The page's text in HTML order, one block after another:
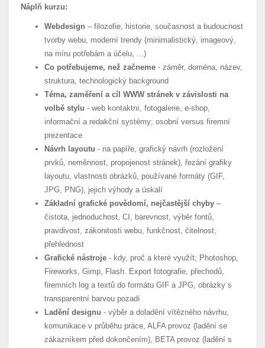
Náplň kurzu:
Webdesign – filozofie, historie, současnost a budoucnost
tvorby webu, moderní trendy (minimalistický, imageový,
na míru potřebám a účelu, ...)
Co potřebujeme, než začneme - záměr, doména, název,
struktura, technologický background
Téma, zaměření a cíl WWW stránek v závislosti na
volbě stylu - web kontaktní, fotogalerie, e-shop,
informační a redakční systémy; osobní versus firemní
prezentace
Návrh layoutu - na papíře, grafický návrh (rozložení
prvků, neměnnost, propojenost stránek), řezání grafiky
layoutu, vlastnosti obrázků, používané formáty (GIF,
JPG, PNG), jejich výhody a úskalí
Základní grafické povědomí, nejčastější chyby –
čistota, jednoduchost, CI, barevnost, výběr fontů,
pravdivost, zákonitosti webu, funkčnost, čitelnost,
přehlednost
Grafické nástroje - kdy, proč a které využít; Photoshop,
Fireworks, Gimp, Flash. Export fotografie, přechodů,
firemních log a textů do formátu GIF a JPG, obrázky s
transparentní barvou pozadí
Ladění designu - výběr a doladění vítězného návrhu,
komunikace v průběhu práce, ALFA provoz (ladění se
zákazníkem před dokončením), BETA provoz (ladění s